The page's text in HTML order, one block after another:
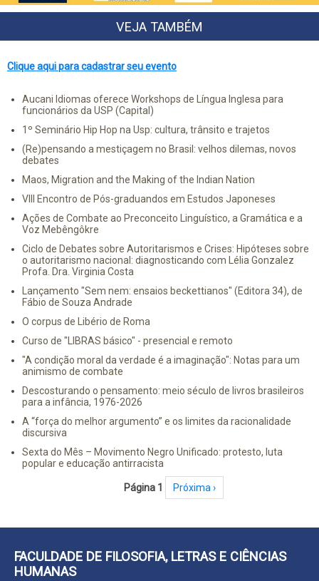
VEJA TAMBÉM
Clique aqui para cadastrar seu evento
Aucani Idiomas oferece Workshops de Língua Inglesa para
funcionários da USP (Capital)
1º Seminário Hip Hop na Usp: cultura, trânsito e trajetos
(Re)pensando a mestiçagem no Brasil: velhos dilemas, novos
debates
Maos, Migration and the Making of the Indian Nation
VIII Encontro de Pós-graduandos em Estudos Japoneses
Ações de Combate ao Preconceito Linguístico, a Gramática e a
Voz Mebêngôkre
Ciclo de Debates sobre Autoritarismos e Crises: Hipóteses sobre
o autoritarismo nacional: diagnosticando com Lélia Gonzalez
Profa. Dra. Virginia Costa
Lançamento "Sem nem: ensaios beckettianos" (Editora 34), de
Fábio de Souza Andrade
O corpus de Libério de Roma
Curso de "LIBRAS básico" - presencial e remoto
"A condição moral da verdade é a imaginação": Notas para um
animismo de combate
Descosturando o pensamento: meio século de livros brasileiros
para a infância, 1976-2026
A “força do melhor argumento” e os limites da racionalidade
discursiva
Sexta do Mês – Movimento Negro Unificado: protesto, luta
popular e educação antirracista
Página 1 Próxima página
Próxima ›
FACULDADE DE FILOSOFIA, LETRAS E CIÊNCIAS
HUMANAS